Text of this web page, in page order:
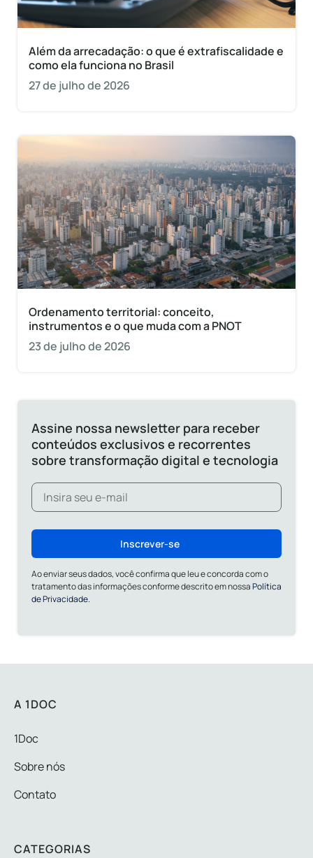
Além da arrecadação: o que é extrafiscalidade e
como ela funciona no Brasil
27 de julho de 2026
Ordenamento territorial: conceito,
instrumentos e o que muda com a PNOT
23 de julho de 2026
Assine nossa newsletter para receber
conteúdos exclusivos e recorrentes
sobre transformação digital e tecnologia
Inscrever-se
Ao enviar seus dados, você confirma que leu e concorda com o
tratamento das informações conforme descrito em nossaPolítica
de Privacidade.
A 1DOC
1Doc
Sobre nós
Contato
CATEGORIAS